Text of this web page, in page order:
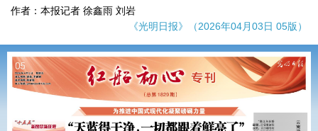
作者：本报记者 徐鑫雨 刘岩
《光明日报》（2026年04月03日 05版）